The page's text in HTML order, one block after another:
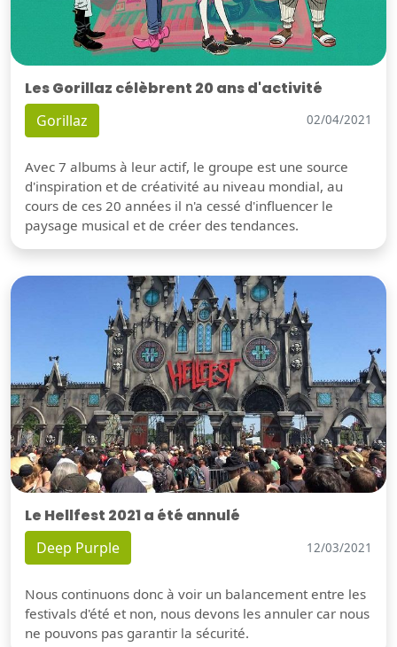
Les Gorillaz célèbrent 20 ans d'activité
Gorillaz 02/04/2021
Avec 7 albums à leur actif, le groupe est une source
d'inspiration et de créativité au niveau mondial, au
cours de ces 20 années il n'a cessé d'influencer le
paysage musical et de créer des tendances.
Le Hellfest 2021 a été annulé
Deep Purple 12/03/2021
Nous continuons donc à voir un balancement entre les
festivals d'été et non, nous devons les annuler car nous
ne pouvons pas garantir la sécurité.